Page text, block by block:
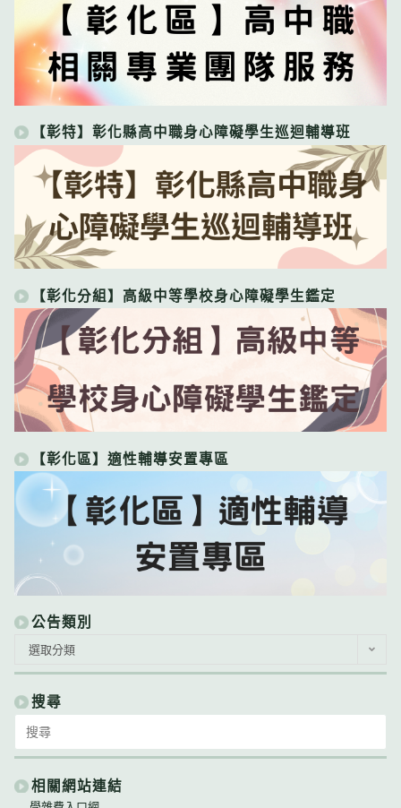
【彰特】彰化縣高中職身心障礙學生巡迴輔導班
【彰化分組】高級中等學校身心障礙學生鑑定
【彰化區】適性輔導安置專區
公告類別
類
別
選取分類
搜尋
for:
相關網站連結